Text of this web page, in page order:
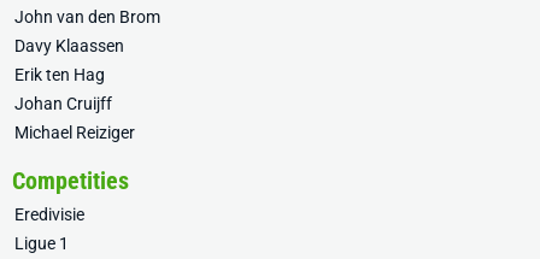
John van den Brom
Davy Klaassen
Erik ten Hag
Johan Cruijff
Michael Reiziger
Competities
Eredivisie
Ligue 1